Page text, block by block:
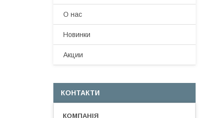
О нас
Новинки
Акции
КОНТАКТИ